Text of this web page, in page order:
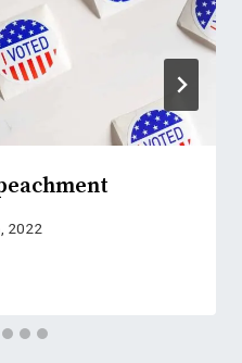
2022